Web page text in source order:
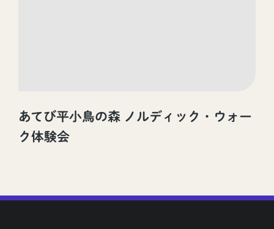
あてび平小鳥の森 ノルディック・ウォー
ク体験会